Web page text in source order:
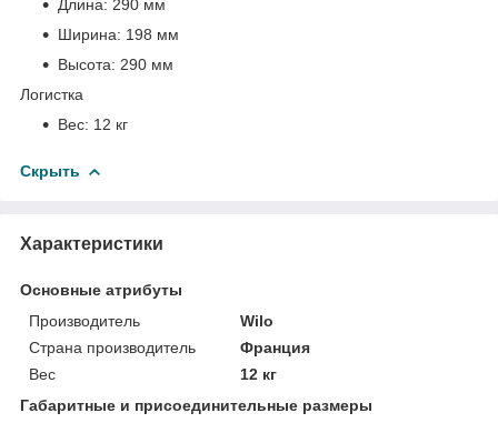
Длина: 290 мм
Ширина: 198 мм
Высота: 290 мм
Логистка
Вес: 12 кг
Скрыть
Характеристики
Основные атрибуты
Производитель
Wilo
Страна производитель
Франция
Вес
12 кг
Габаритные и присоединительные размеры